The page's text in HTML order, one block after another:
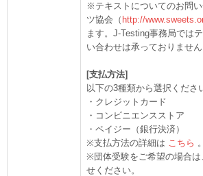
※テキストについてのお問
ツ協会（ http://
ます。J-Testing事務局では
い合わせは承っておりません
[支払方法]
以下の3種類から選択くださ
・クレジットカード
・コンビニエンスストア
・ペイジー（銀行決済）
※支払方法の詳細は こちら 。
※団体受験をご希望の場合
せください。